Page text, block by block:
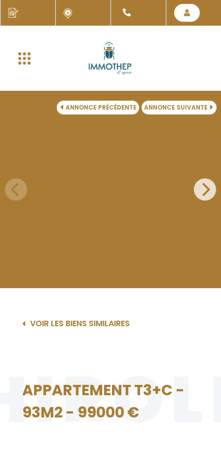
ANNONCE PRÉCÉDENTE ANNONCE SUIVANTE
VOIR LES BIENS SIMILAIRES
APPARTEMENT T3+C -
93M2 - 99000 €